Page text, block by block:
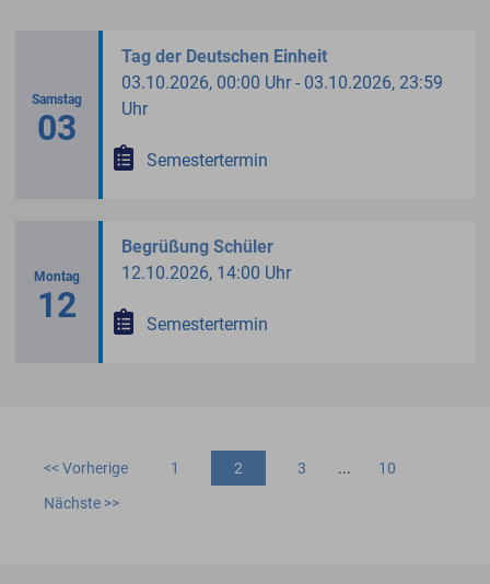
Samstag
03
Tag der Deutschen Einheit
03.10.2026, 00:00 Uhr - 03.10.2026, 23:59
Uhr
Semestertermin
Montag
12
Begrüßung Schüler
12.10.2026, 14:00 Uhr
Semestertermin
<< Vorherige 1 2 3 ...
10
Nächste >>